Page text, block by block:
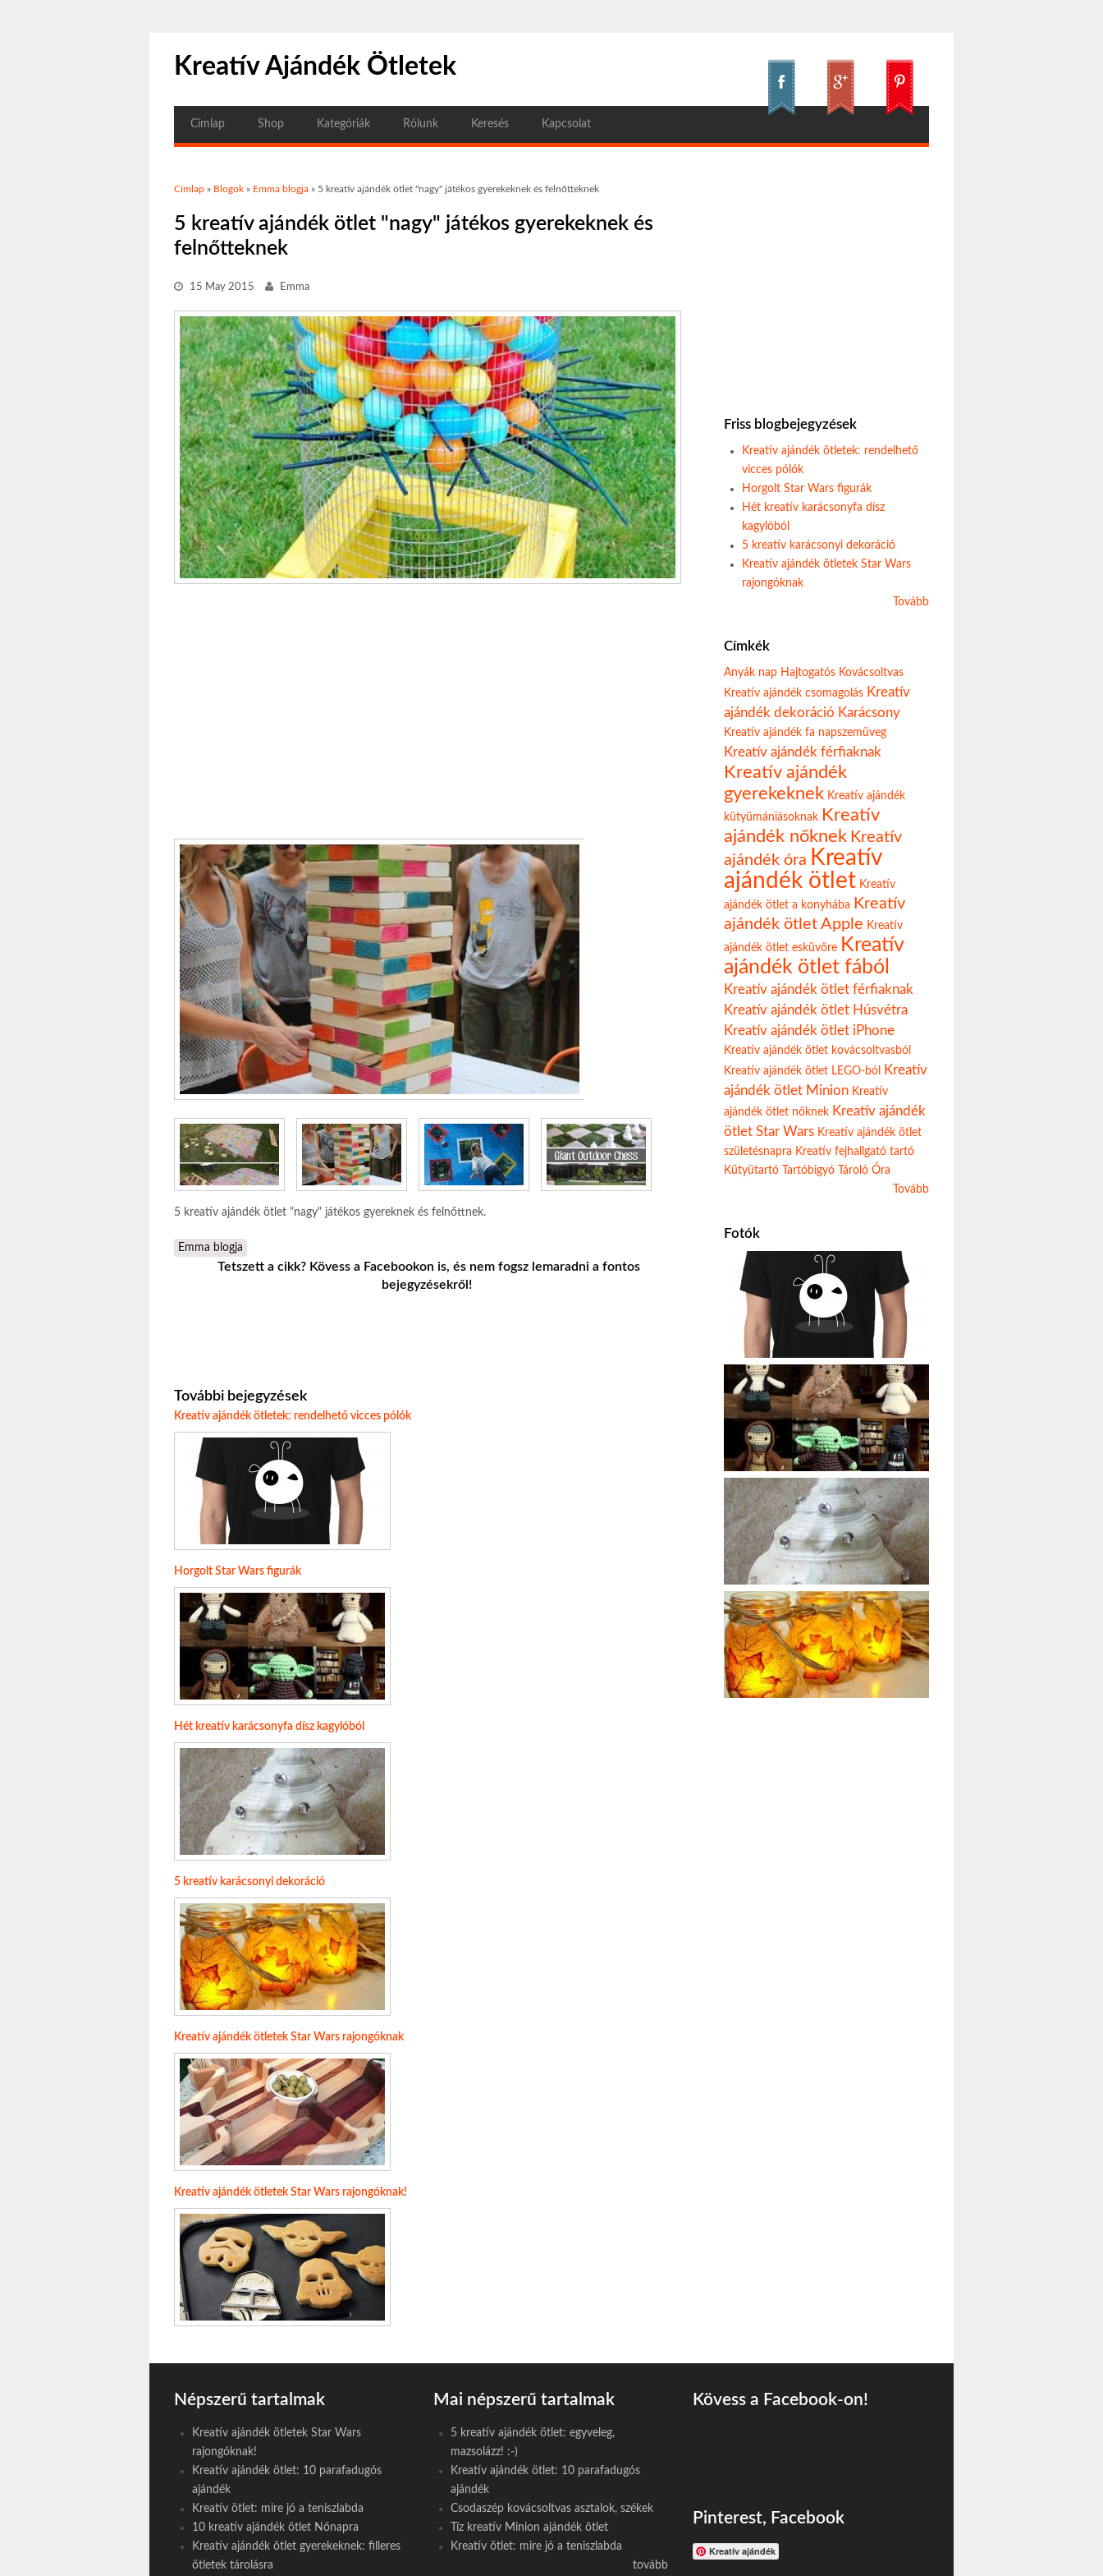
Kreatív Ajándék Ötletek
Címlap Shop Kategóriák Rólunk Keresés Kapcsolat
Jelenlegi hely
Címlap » Blogok » Emma blogja » 5 kreatív ajándék ötlet "nagy" játékos gyerekeknek és felnőtteknek
5 kreatív ajándék ötlet "nagy" játékos gyerekeknek és
felnőtteknek
15 May 2015 Emma
5 kreatív ajándék ötlet "nagy" játékos gyereknek és felnőttnek.
Emma blogja
Tetszett a cikk? Kövess a Facebookon is, és nem fogsz lemaradni a fontos
bejegyzésekről!
További bejegyzések
Kreatív ajándék ötletek: rendelhető vicces pólók
Horgolt Star Wars figurák
Hét kreatív karácsonyfa dísz kagylóból
5 kreatív karácsonyi dekoráció
Kreatív ajándék ötletek Star Wars rajongóknak
Kreatív ajándék ötletek Star Wars rajongóknak!
Friss blogbejegyzések
Kreatív ajándék ötletek: rendelhető
vicces pólók
Horgolt Star Wars figurák
Hét kreatív karácsonyfa dísz
kagylóból
5 kreatív karácsonyi dekoráció
Kreatív ajándék ötletek Star Wars
rajongóknak
Tovább
Címkék
Anyák nap Hajtogatós Kovácsoltvas
Kreatív ajándék csomagolás Kreatív
ajándék dekoráció Karácsony
Kreatív ajándék fa napszemüveg
Kreatív ajándék férfiaknak
Kreatív ajándék
gyerekeknek Kreatív ajándék
kütyümániásoknak Kreatív
ajándék nőknek Kreatív
ajándék óra Kreatív
ajándék ötlet Kreatív
ajándék ötlet a konyhába Kreatív
ajándék ötlet Apple Kreatív
ajándék ötlet esküvőre Kreatív
ajándék ötlet fából
Kreatív ajándék ötlet férfiaknak
Kreatív ajándék ötlet Húsvétra
Kreatív ajándék ötlet iPhone
Kreatív ajándék ötlet kovácsoltvasból
Kreatív ajándék ötlet LEGO-ból
Kreatív
ajándék ötlet Minion Kreatív
ajándék ötlet nőknek Kreatív ajándék
ötlet Star Wars Kreatív ajándék ötlet
születésnapra Kreatív fejhallgató tartó
Kütyütartó
Tartóbigyó Tároló Óra
Tovább
Fotók
Népszerű tartalmak
Kreatív ajándék ötletek Star Wars
rajongóknak!
Kreatív ajándék ötlet: 10 parafadugós
ajándék
Kreatív ötlet: mire jó a teniszlabda
10 kreatív ajándék ötlet Nőnapra
Kreatív ajándék ötlet gyerekeknek: filleres
ötletek tárolásra
Mai népszerű tartalmak
5 kreatív ajándék ötlet: egyveleg,
mazsolázz! :-)
Kreatív ajándék ötlet: 10 parafadugós
ajándék
Csodaszép kovácsoltvas asztalok, székek
Tíz kreatív Minion ajándék ötlet
Kreatív ötlet: mire jó a teniszlabda
tovább
Kövess a Facebook-on!
Pinterest, Facebook
Kreatív ajándék